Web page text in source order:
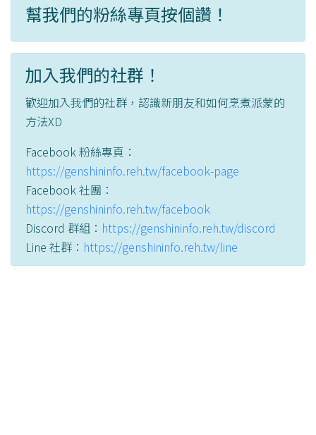
幫我們的粉絲專頁按個讚！
加入我們的社群！
歡迎加入我們的社群，認識新朋友和如何烹煮派蒙的
方法XD
Facebook 粉絲專頁：
https://genshininfo.reh.tw/facebook-page
Facebook 社團：
https://genshininfo.reh.tw/facebook
Discord 群組： https://genshininfo.reh.tw/discord
Line 社群： https://genshininfo.reh.tw/line